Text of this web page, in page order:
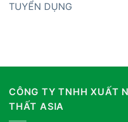
TUYỂN DỤNG
CÔNG TY TNHH XUẤT
THẤT ASIA